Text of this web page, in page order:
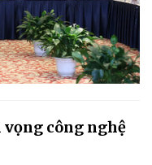
công nghệ